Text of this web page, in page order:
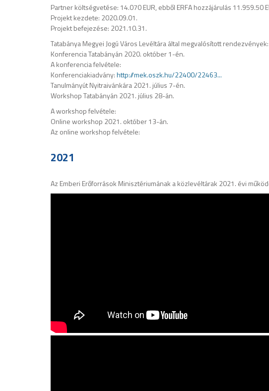
Partner költségvetése: 14.070 EUR, ebből ERFA hozzájárulás 11.959.50
Projekt kezdete: 2020.09.01.
Projekt befejezése: 2021.10.31.
Tatabánya Megyei Jogú Város Levéltára által megvalósított rendezvények:
Konferencia Tatabányán 2020. október 1-én.
A konferencia felvétele:
Konferenciakiadvány:http://mek.oszk.hu/22400/22463...
Tanulmányút Nyitraivánkára 2021. július 7-én.
Workshop Tatabányán 2021. július 28-án.
A workshop felvétele:
Online workshop 2021. október 13-án.
Az online workshop felvétele:
2021
Az Emberi Erőforrások Minisztériumának a közlevéltárak 2021. évi